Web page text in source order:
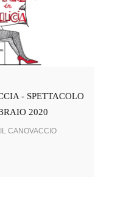
- SPETTACOLO
2020
CANOVACCIO